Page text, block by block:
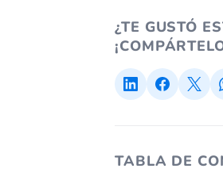
¿TE GUSTÓ
TABLA DE